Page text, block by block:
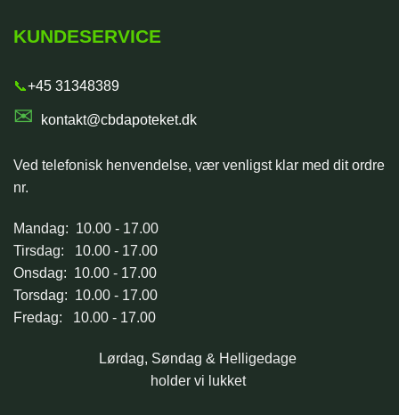
KUNDESERVICE
📞+45 31348389
✉ kontakt@cbdapoteket.dk
Ved telefonisk henvendelse, vær venligst klar med dit ordre
nr.
Mandag: 10.00 - 17.00
Tirsdag: 10.00 - 17.00
Onsdag: 10.00 - 17.00
Torsdag: 10.00 - 17.00
Fredag: 10.00 - 17.00
Lørdag, Søndag & Helligedage
holder vi lukket